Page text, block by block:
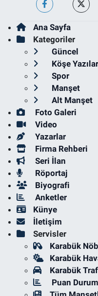
Ana Sayfa
Kategoriler
Güncel
Köşe
Spor
Manşet
Alt Manşet
Foto Galeri
Video
Yazarlar
Firma Rehberi
Seri İlan
Röportaj
Biyografi
Anketler
Künye
İletişim
Servisler
Karabük
Karabük
Karabük
Puan